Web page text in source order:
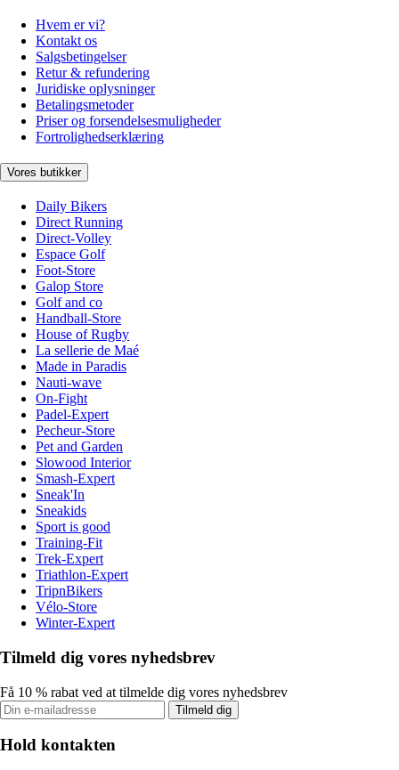
Hvem er vi?
Kontakt os
Salgsbetingelser
Retur & refundering
Juridiske oplysninger
Betalingsmetoder
Priser og forsendelsesmuligheder
Fortrolighedserklæring
Vores butikker
Daily Bikers
Direct Running
Direct-Volley
Espace Golf
Foot-Store
Galop Store
Golf and co
Handball-Store
House of Rugby
La sellerie de Maé
Made in Paradis
Nauti-wave
On-Fight
Padel-Expert
Pecheur-Store
Pet and Garden
Slowood Interior
Smash-Expert
Sneak'In
Sneakids
Sport is good
Training-Fit
Trek-Expert
Triathlon-Expert
TripnBikers
Vélo-Store
Winter-Expert
Tilmeld dig vores nyhedsbrev
Få 10 % rabat ved at tilmelde dig vores nyhedsbrev
Tilmeld dig
Hold kontakten